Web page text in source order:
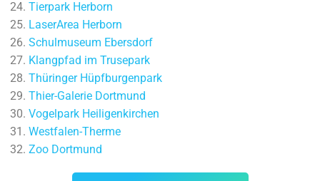
Tierpark Herborn
LaserArea Herborn
Schulmuseum Ebersdorf
Klangpfad im Trusepark
Thüringer Hüpfburgenpark
Thier-Galerie Dortmund
Vogelpark Heiligenkirchen
Westfalen-Therme
Zoo Dortmund